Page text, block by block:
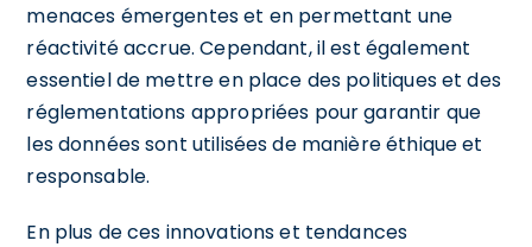
menaces émergentes et en permettant une
réactivité accrue. Cependant, il est également
essentiel de mettre en place des politiques et des
réglementations appropriées pour garantir que
les données sont utilisées de manière éthique et
responsable.
En plus de ces innovations et tendances